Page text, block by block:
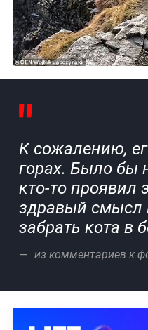
К сожалению,
горах. Было бы
кто-то проявил
здравый смысл
забрать кота в
из комментариев к